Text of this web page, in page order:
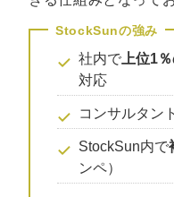
社内で 上位1
対応
コンサルタン
StockSun内で
ンペ）